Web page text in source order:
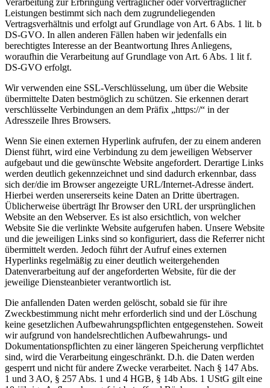
Verarbeitung zur Erbringung vertraglicher oder vorvertraglicher
Leistungen bestimmt sich nach dem zugrundeliegenden
Vertragsverhältnis und erfolgt auf Grundlage von Art. 6 Abs. 1 lit. b
DS-GVO. In allen anderen Fällen haben wir jedenfalls ein
berechtigtes Interesse an der Beantwortung Ihres Anliegens,
woraufhin die Verarbeitung auf Grundlage von Art. 6 Abs. 1 lit f.
DS-GVO erfolgt.
Wir verwenden eine SSL-Verschlüsselung, um über die Website
übermittelte Daten bestmöglich zu schützen. Sie erkennen derart
verschlüsselte Verbindungen an dem Präfix „https://“ in der
Adresszeile Ihres Browsers.
Wenn Sie einen externen Hyperlink aufrufen, der zu einem anderen
Dienst führt, wird eine Verbindung zu dem jeweiligen Webserver
aufgebaut und die gewünschte Website angefordert. Derartige Links
werden deutlich gekennzeichnet und sind dadurch erkennbar, dass
sich der/die im Browser angezeigte URL/Internet-Adresse ändert.
Hierbei werden unsererseits keine Daten an Dritte übertragen.
Üblicherweise überträgt Ihr Browser den URL der ursprünglichen
Website an den Webserver. Es ist also ersichtlich, von welcher
Website Sie die verlinkte Website aufgerufen haben. Unsere Website
und die jeweiligen Links sind so konfiguriert, dass die Referrer nicht
übermittelt werden. Jedoch führt der Aufruf eines externen
Hyperlinks regelmäßig zu einer deutlich weitergehenden
Datenverarbeitung auf der angeforderten Website, für die der
jeweilige Diensteanbieter verantwortlich ist.
Die anfallenden Daten werden gelöscht, sobald sie für ihre
Zweckbestimmung nicht mehr erforderlich sind und der Löschung
keine gesetzlichen Aufbewahrungspflichten entgegenstehen. Soweit
wir aufgrund von handelsrechtlichen Aufbewahrungs- und
Dokumentationspflichten zu einer längeren Speicherung verpflichtet
sind, wird die Verarbeitung eingeschränkt. D.h. die Daten werden
gesperrt und nicht für andere Zwecke verarbeitet. Nach § 147 Abs.
1 und 3 AO, § 257 Abs. 1 und 4 HGB, § 14b Abs. 1 UStG gilt eine